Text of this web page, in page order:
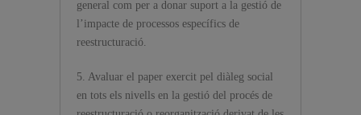
general com per a donar suport a la gestió de
l’impacte de processos específics de
reestructuració.
5. Avaluar el paper exercit pel diàleg social
en tots els nivells en la gestió del procés de